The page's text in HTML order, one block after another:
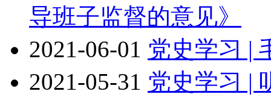
导班子监督的意见》
2021-06-01 党史学习 |
2021-05-31 党史学习 |